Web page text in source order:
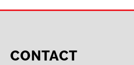
CONTACT